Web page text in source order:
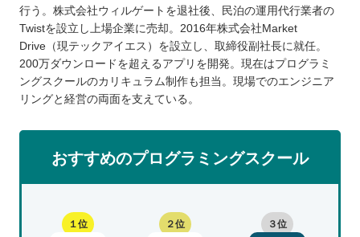
行う。株式会社ウィルゲートを退社後、民泊の運用代行業者の
Twistを設立し上場企業に売却。2016年株式会社Market
Drive（現テックアイエス）を設立し、取締役副社長に就任。
200万ダウンロードを超えるアプリを開発。現在はプログラミ
ングスクールのカリキュラム制作も担当。現場でのエンジニア
リングと経営の両面を支えている。
おすすめのプログラミングスクール
１位 ２位 ３位